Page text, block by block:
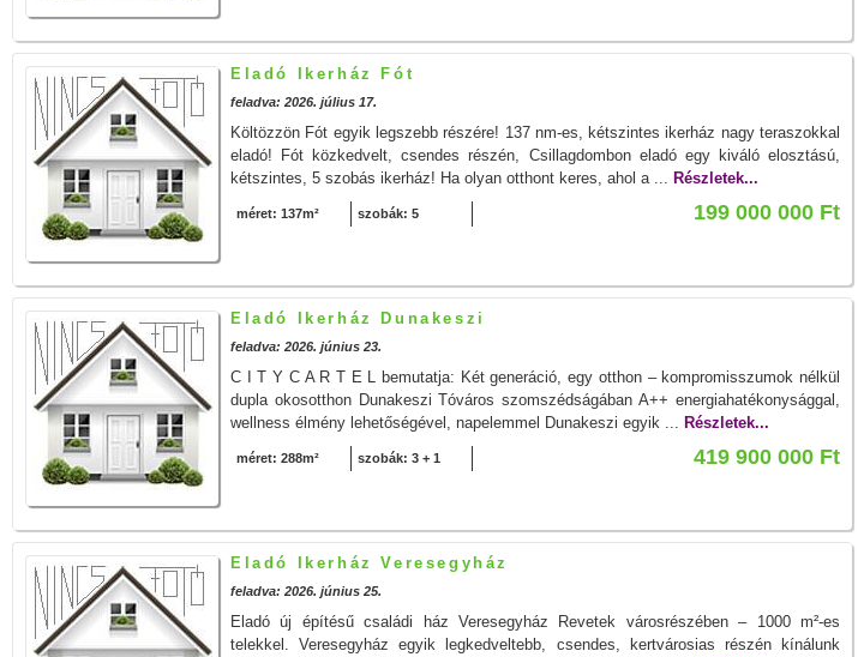
Eladó Ikerház Fót
feladva: 2026. július 17.
Költözzön Fót egyik legszebb részére! 137 nm-es, kétszintes ikerház nagy teraszokkal
eladó! Fót közkedvelt, csendes részén, Csillagdombon eladó egy kiváló elosztású,
kétszintes, 5 szobás ikerház! Ha olyan otthont keres, ahol a ... Részletek...
méret: 137m² szobák: 5 199 000 000 Ft
Eladó Ikerház Dunakeszi
feladva: 2026. június 23.
C I T Y C A R T E L bemutatja: Két generáció, egy otthon – kompromisszumok nélkül
dupla okosotthon Dunakeszi Tóváros szomszédságában A++ energiahatékonysággal,
wellness élmény lehetőségével, napelemmel Dunakeszi egyik ... Részletek...
méret: 288m² szobák: 3 + 1 419 900 000 Ft
Eladó Ikerház Veresegyház
feladva: 2026. június 25.
Eladó új építésű családi ház Veresegyház Revetek városrészében – 1000 m²-es
telekkel. Veresegyház egyik legkedveltebb, csendes, kertvárosias részén kínálunk